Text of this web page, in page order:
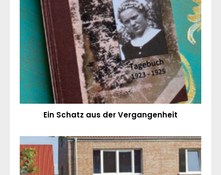
Ein Schatz aus der Vergangenheit